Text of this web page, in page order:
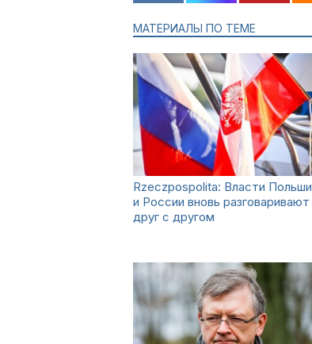
МАТЕРИАЛЫ ПО ТЕМЕ
Rzeczpospolita: Власти Польши
и России вновь разговаривают
друг с другом